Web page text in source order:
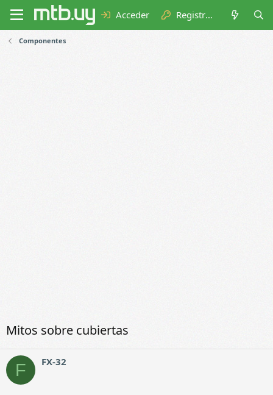
Acceder Registrarse
Componentes
Mitos sobre cubiertas
F FX-32